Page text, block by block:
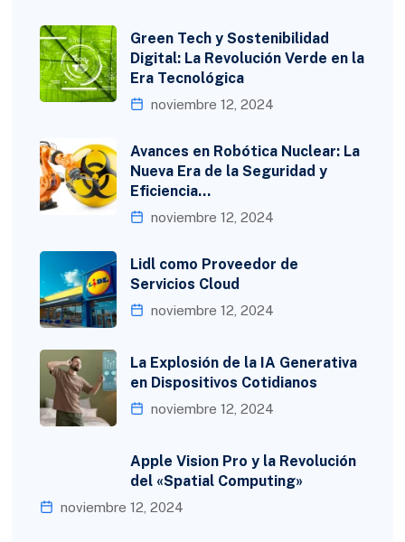
Green Tech y Sostenibilidad
Digital: La Revolución Verde en la
Era Tecnológica
noviembre 12, 2024
Avances en Robótica Nuclear: La
Nueva Era de la Seguridad y
Eficiencia…
noviembre 12, 2024
Lidl como Proveedor de
Servicios Cloud
noviembre 12, 2024
La Explosión de la IA Generativa
en Dispositivos Cotidianos
noviembre 12, 2024
Apple Vision Pro y la Revolución
del «Spatial Computing»
noviembre 12, 2024